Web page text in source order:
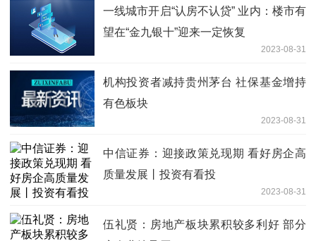
一线城市开启“认房不认贷” 业内：楼市有
望在“金九银十”迎来一定恢复
2023-08-31
机构投资者减持贵州茅台 社保基金增持
有色板块
2023-08-31
中信证券：迎接政策兑现期 看好房企高
质量发展丨投资有看投
2023-08-31
伍礼贤：房地产板块累积较多利好 部分